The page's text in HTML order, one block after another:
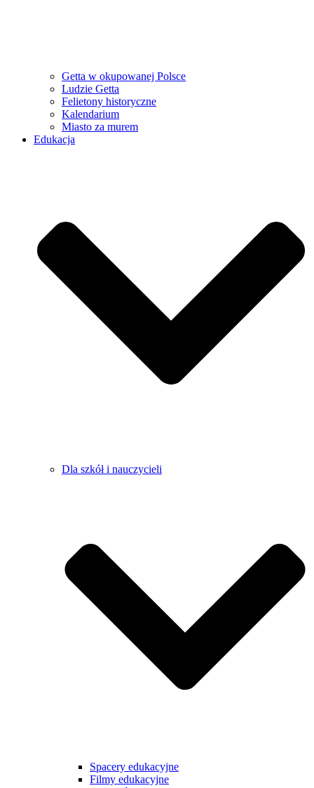
Getta w okupowanej Polsce
Ludzie Getta
Felietony historyczne
Kalendarium
Miasto za murem
Edukacja
Dla szkół i nauczycieli
Spacery edukacyjne
Filmy edukacyjne